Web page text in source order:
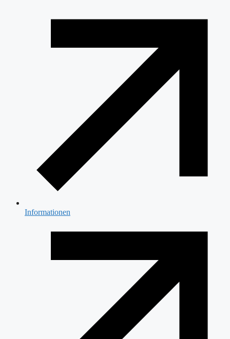
Informationen